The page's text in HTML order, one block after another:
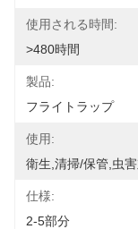
使用される時間:
>480時間
製品:
フライトラップ
使用:
衛生,清掃/保管,虫
仕様:
2-5部分